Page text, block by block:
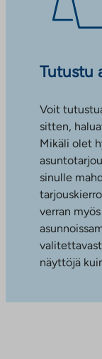
Tutustu
Voit
sitten,
Mikäli olet
sinulle
verran
näyttöjä